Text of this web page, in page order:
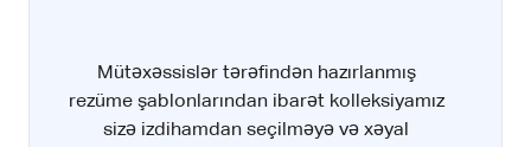
Mütəxəssislər tərəfindən hazırlanmış
rezüme şablonlarından ibarət kolleksiyamız
sizə izdihamdan seçilməyə və xəyal